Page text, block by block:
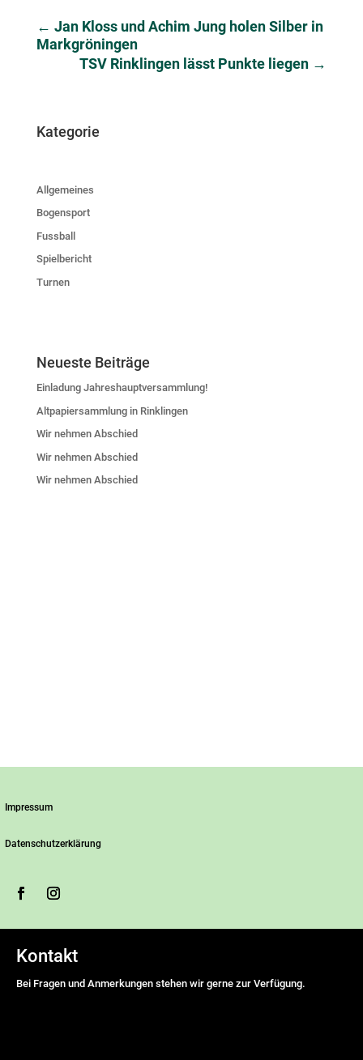
← Jan Kloss und Achim Jung holen Silber in
Markgröningen
TSV Rinklingen lässt Punkte liegen →
Kategorie
Allgemeines
Bogensport
Fussball
Spielbericht
Turnen
Neueste Beiträge
Einladung Jahreshauptversammlung!
Altpapiersammlung in Rinklingen
Wir nehmen Abschied
Wir nehmen Abschied
Wir nehmen Abschied
Impressum
Datenschutzerklärung
Kontakt
Bei Fragen und Anmerkungen stehen wir gerne zur Verfügung.